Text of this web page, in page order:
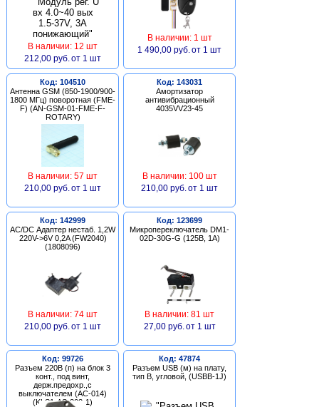
В наличии: 12 шт
212,00 руб. от 1 шт
В наличии: 1 шт
1 490,00 руб. от 1 шт
Код: 104510
Антенна GSM (850-1900/900-
1800 МГц) поворотная (FME-
F) (AN-GSM-01-FME-F-
ROTARY)
В наличии: 57 шт
210,00 руб. от 1 шт
Код: 143031
Амортизатор
антивибрационный
4035VV23-45
В наличии: 100 шт
210,00 руб. от 1 шт
Код: 142999
AC/DC Адаптер нестаб. 1,2W
220V->6V 0,2A (FW2040)
(1808096)
В наличии: 74 шт
210,00 руб. от 1 шт
Код: 123699
Микропереключатель DM1-
02D-30G-G (125В, 1А)
В наличии: 81 шт
27,00 руб. от 1 шт
Код: 99726
Разъем 220В (п) на блок 3
конт., под винт,
держ.предохр.,с
выключателем (AC-014)
(KLS1-AS-303-1)
Код: 47874
Разъем USB (м) на плату,
тип В, угловой, (USBB-1J)